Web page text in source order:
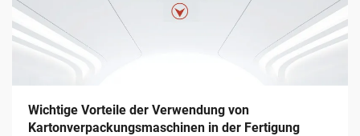
Wichtige Vorteile der Verwendung von
Kartonverpackungsmaschinen in der Fertigung